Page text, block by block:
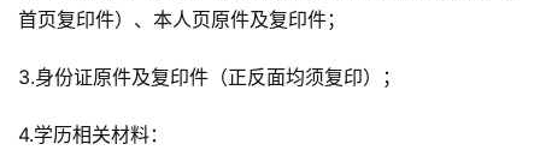
首页复印件）、本人页原件及复印件；
3.身份证原件及复印件（正反面均须复印）；
4.学历相关材料：